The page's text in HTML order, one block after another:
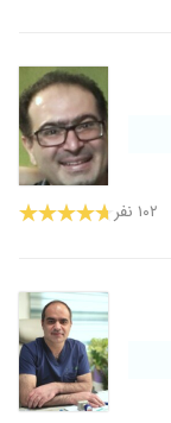
۱۰۲ نفر